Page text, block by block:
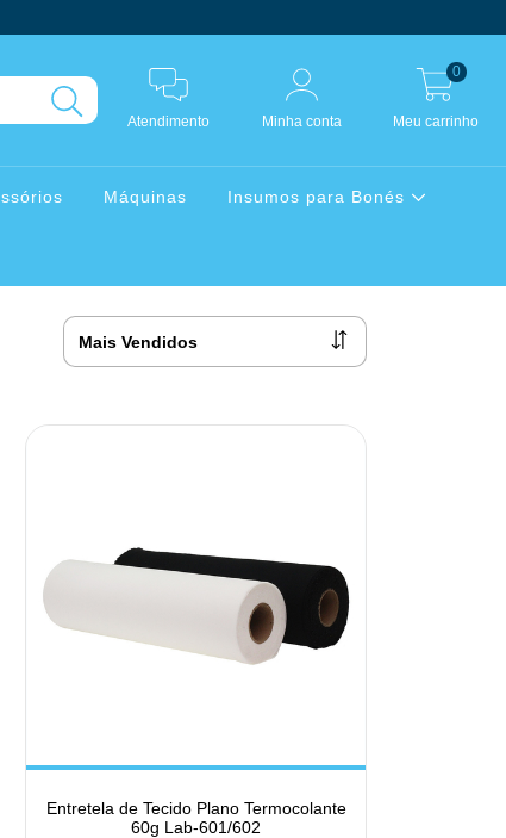
Atendimento Minha conta Meu carrinho
0
Máquinas Insumos para Bonés
Entretela de Tecido Plano Termocolante
60g Lab-601/602